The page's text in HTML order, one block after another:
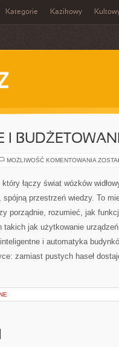
Kategorie Kazikowy
I
MOŻLIWOŚĆ KOMENTOWANIA
łączy świat wózków
spójną przestrzeń wiedzy. To
porządnie, rozumieć, jak
jak użytkowanie
i automatyka
zamiast pustych haseł